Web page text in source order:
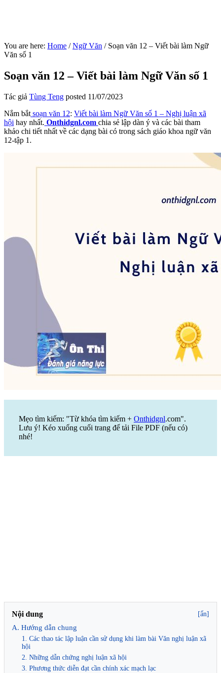
You are here: Home / Ngữ Văn /Soạn văn 12 – Viết bài làm Ngữ
Văn số 1
Soạn văn 12 – Viết bài làm Ngữ Văn số 1
Tác giả Tùng Teng posted 11/07/2023
Nắm bắt soạn văn 12: Viết bài làm Ngữ Văn số 1 – Nghị luận xã
hội hay nhất. Onthidgnl.com chia sẻ lập dàn ý và các bài tham
khảo chi tiết nhất về các dạng bài có trong sách giáo khoa ngữ văn
12-tập 1.
Mẹo tìm kiếm: "Từ khóa tìm kiếm + Onthidgnl.com".
Lưu ý! Kéo xuống cuối trang để tải File PDF (nếu có)
nhé!
Nội dung [ẩn]
A. Hướng dẫn chung
1. Các thao tác lập luận cần sử dụng khi làm bài Văn nghị luận xã
hội
2. Những dẫn chứng nghị luận xã hội
3. Phương thức diễn đạt cần chính xác mạch lạc